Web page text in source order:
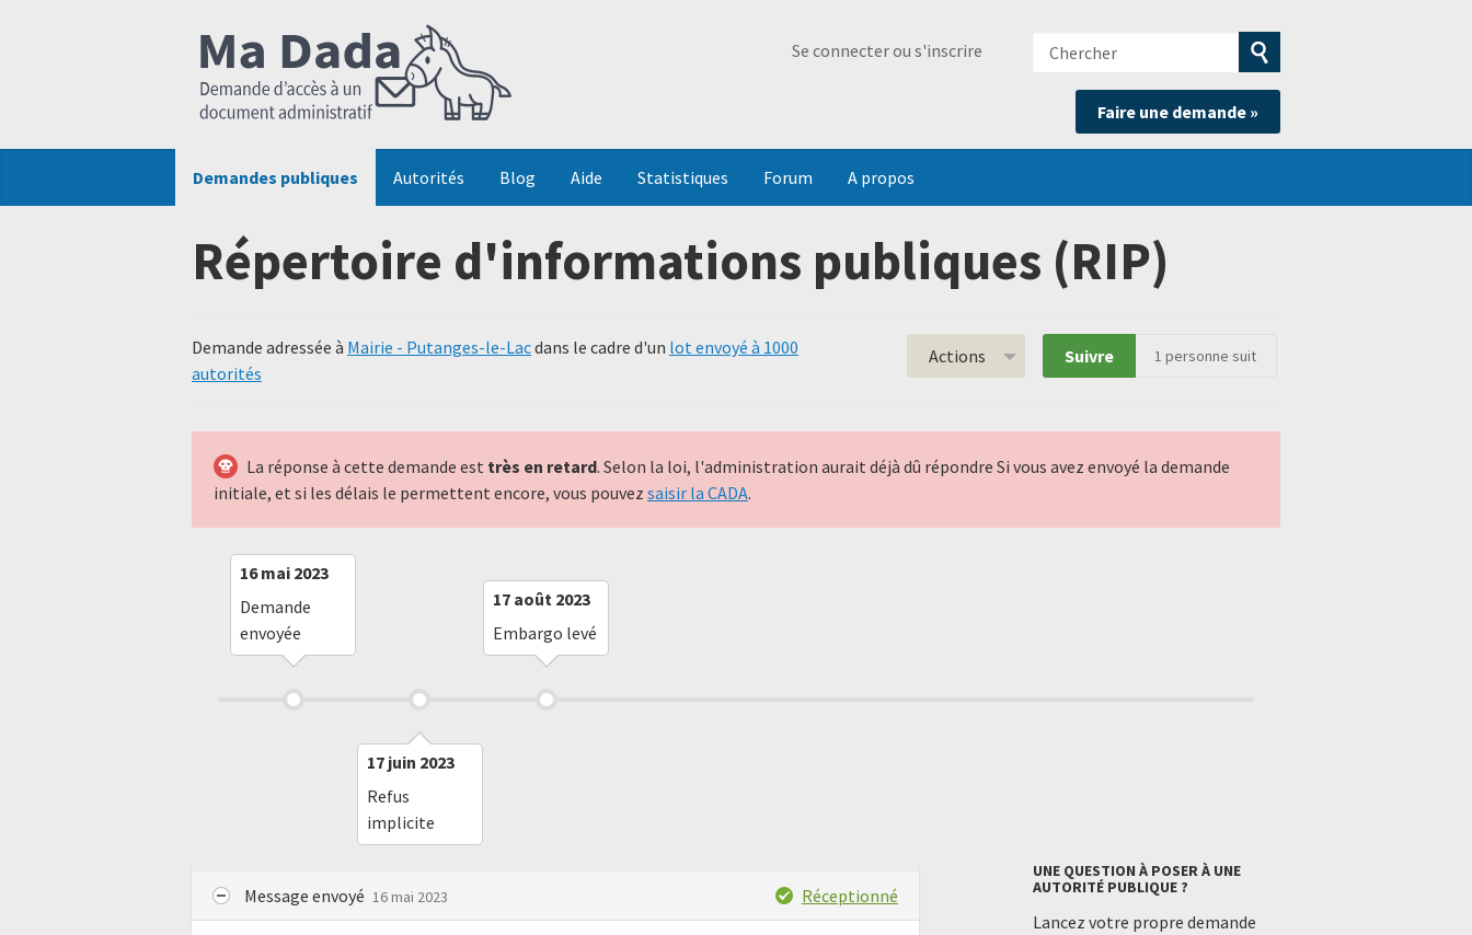
Se connecter ou s'inscrire
Chercher
Soumettre
la
recherche
Faire une demande »
Demandes publiques Autorités Blog Aide Statistiques Forum A propos
Répertoire d'informations publiques (RIP)
Demande adressée à Mairie - Putanges-le-Lacdans le cadre d'un lot envoyé à 1000
autorités
Actions Suivre 1 personne suit
La réponse à cette demande est très en retard. Selon la loi, l'administration aurait déjà dû répondre Si vous avez envoyé la demande
initiale, et si les délais le permettent encore, vous pouvez saisir la CADA.
16 mai 2023
Demande
envoyée
17 juin 2023
Refus
implicite
17 août 2023
Embargo levé
Message envoyé 16 mai 2023 Réceptionné
UNE QUESTION À POSER À UNE
AUTORITÉ PUBLIQUE ?
Lancez votre propre demande